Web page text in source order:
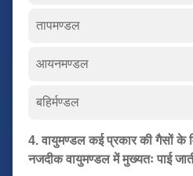
तापमण्डल
आयनमण्डल
बहिर्मण्डल
4. वायुमण्डल कई प्रकार की गैसों के
नजदीक वायुमण्डल में मुख्यतः पाई